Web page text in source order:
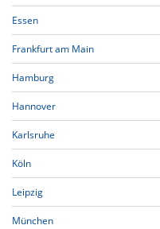
Essen
Frankfurt am Main
Hamburg
Hannover
Karlsruhe
Köln
Leipzig
München